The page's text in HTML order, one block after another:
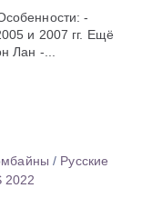
-
и 2007 гг. Ещё
Лан -...
/ Русские
2022